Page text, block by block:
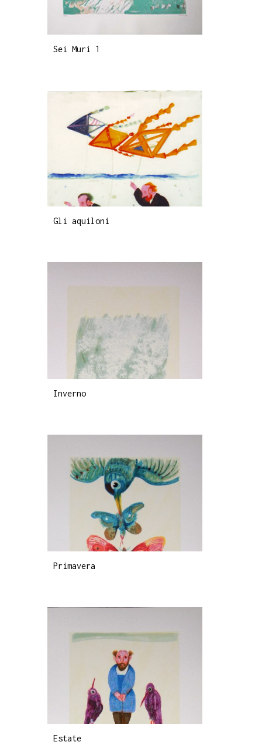
Sei Muri 1
Gli aquiloni
Inverno
Primavera
Estate